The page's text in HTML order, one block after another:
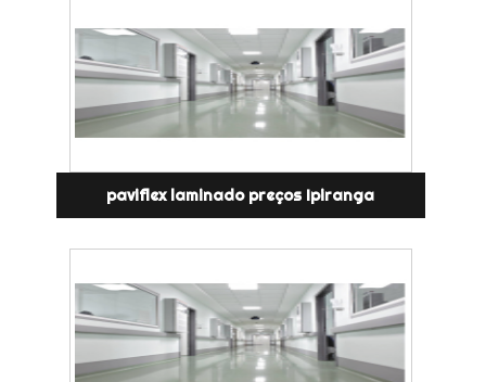
paviflex laminado preços Ipiranga